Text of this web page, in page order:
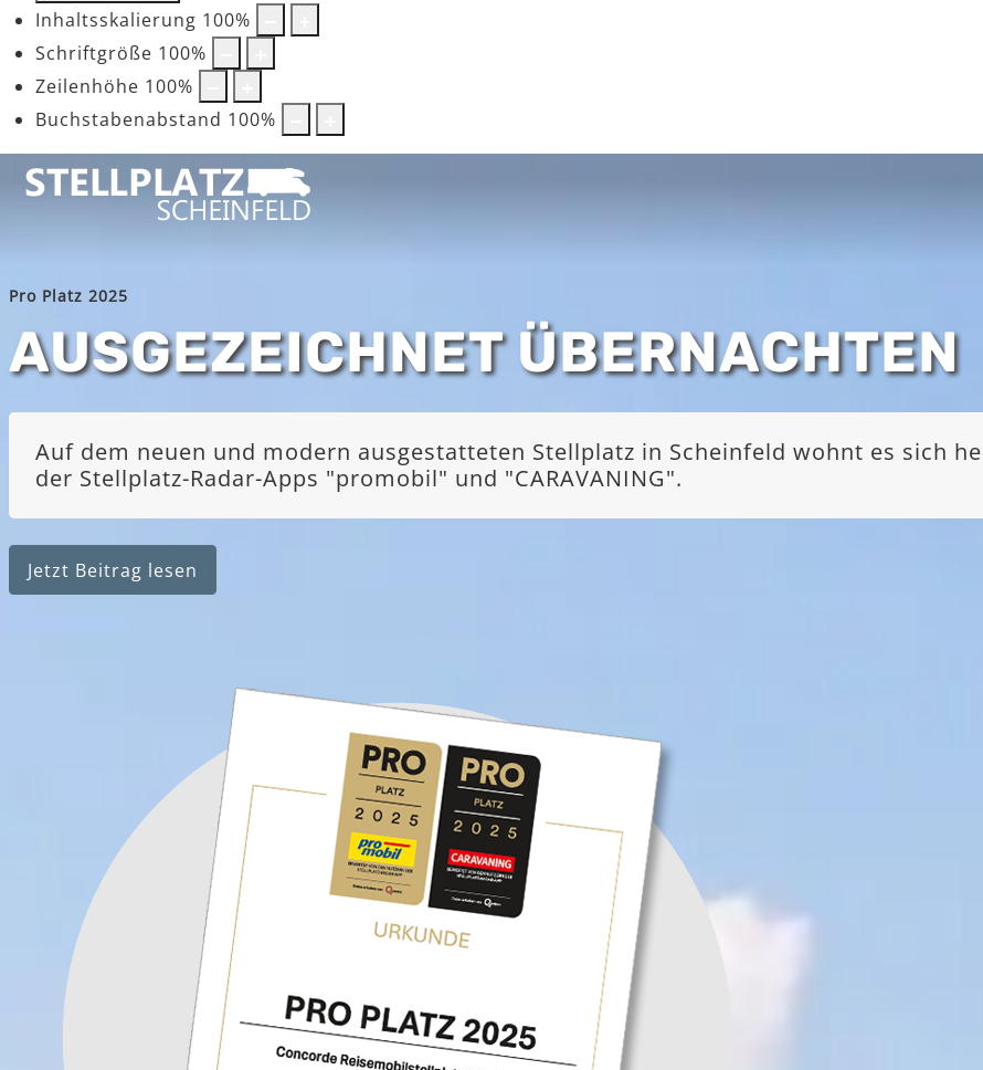
Inhaltsskalierung 100%
Schriftgröße 100%
Zeilenhöhe 100%
Buchstabenabstand 100%
Pro Platz 2025
AUSGEZEICHNET ÜBERNACHTEN
Auf dem neuen und modern ausgestatteten Stellplatz in Scheinfeld wohnt es sich
der Stellplatz-Radar-Apps "promobil" und "CARAVANING".
Jetzt Beitrag lesen